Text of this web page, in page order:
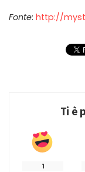
Fonte: http://
Ti è
1